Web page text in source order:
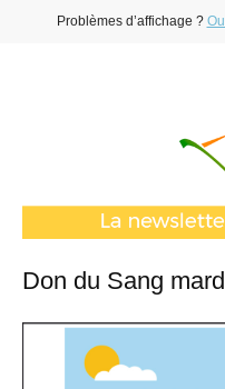
Problèmes d’affichage ?
Don du Sang